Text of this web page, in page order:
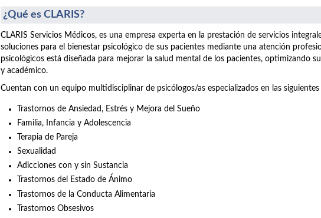
¿Qué es CLARIS?
CLARIS Servicios Médicos, es una empresa experta en la prestación de servicios
soluciones para el bienestar psicológico de sus pacientes mediante una atención
psicológicos está diseñada para mejorar la salud mental de los pacientes, optimizando
y académico.
Cuentan con un equipo multidisciplinar de psicólogos/as especializados en las
Trastornos de Ansiedad, Estrés y Mejora del Sueño
Familia, Infancia y Adolescencia
Terapia de Pareja
Sexualidad
Adicciones con y sin Sustancia
Trastornos del Estado de Ánimo
Trastornos de la Conducta Alimentaria
Trastornos Obsesivos